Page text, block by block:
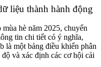
liệu thành hành động
mùa hè năm 2025, chuyển
tin chi tiết có ý nghĩa,
là một bảng điều khiển phân
và xác định các cơ hội cải